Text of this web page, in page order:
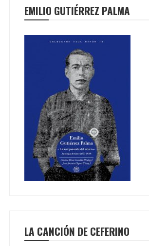
EMILIO GUTIÉRREZ PALMA
LA CANCIÓN DE CEFERINO